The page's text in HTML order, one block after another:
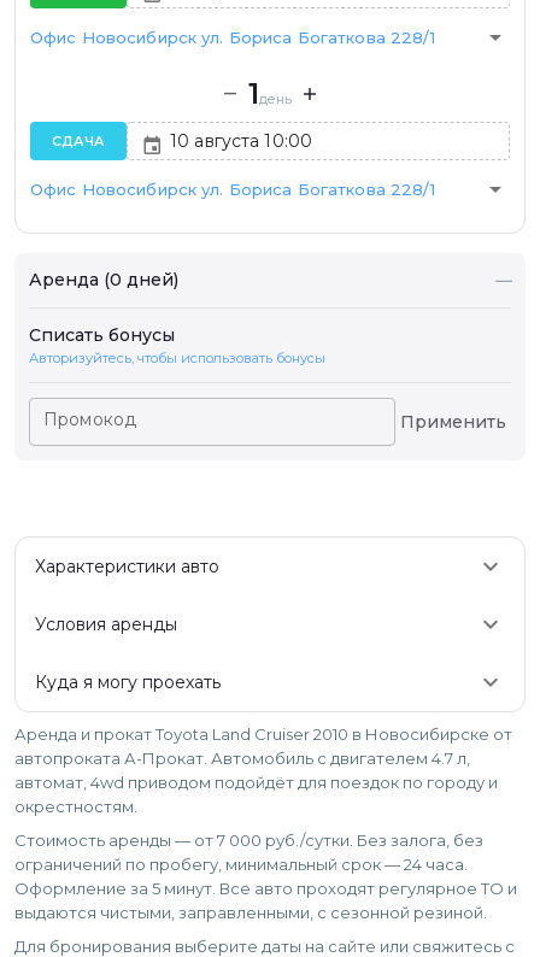
Офис Новосибирск ул. Бориса Богаткова 228/1 arrow_drop_down
1день
СДАЧА
Офис Новосибирск ул. Бориса Богаткова 228/1 arrow_drop_down
Аренда (0 дней) —
Списать бонусы
Авторизуйтесь, чтобы использовать бонусы
Промокод Применить
Характеристики авто keyboard_arrow_down
Условия аренды keyboard_arrow_down
Куда я могу проехать keyboard_arrow_down
Аренда и прокат Toyota Land Cruiser 2010 в Новосибирске от
автопроката А-Прокат. Автомобиль с двигателем 4.7 л,
автомат, 4wd приводом подойдёт для поездок по городу и
окрестностям.
Стоимость аренды — от 7 000 руб./сутки. Без залога, без
ограничений по пробегу, минимальный срок — 24 часа.
Оформление за 5 минут. Все авто проходят регулярное ТО и
выдаются чистыми, заправленными, с сезонной резиной.
Для бронирования выберите даты на сайте или свяжитесь с